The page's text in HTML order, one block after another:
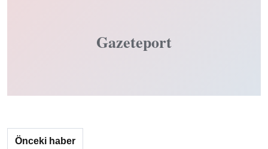
Gazeteport
Önceki haber